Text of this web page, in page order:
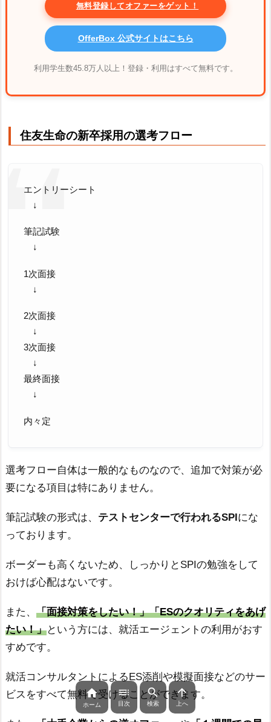
無料登録してオファーをゲット！
OfferBox 公式サイトはこちら
利用学生数45.8万人以上！登録・利用はすべて無料です。
住友生命の新卒採用の選考フロー
エントリーシート
↓
筆記試験
↓
1次面接
↓
2次面接
↓
3次面接
↓
最終面接
↓
内々定
選考フロー自体は一般的なものなので、追加で対策が必
要になる項目は特にありません。
筆記試験の形式は、 テストセンターで行われるSPIにな
っております。
ボーダーも高くないため、しっかりとSPIの勉強をして
おけば心配はないです。
また、 「面接対策をしたい！」「ESのクオリティをあげ
たい！」という方には、就活エージェントの利用がおす
すめです。
就活コンサルタントによるES添削や模擬面接などのサー
ビスをすべて無料で受けることができます。

ホーム

目次

検索

上へ